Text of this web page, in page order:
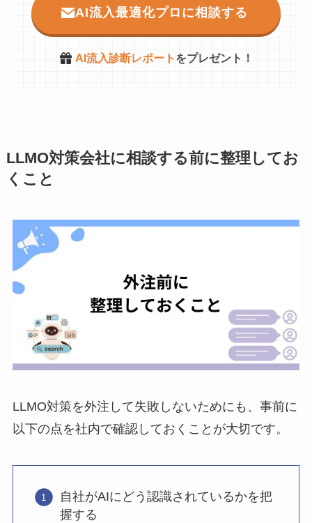
AI流入最適化プロに相談する
AI流入診断レポート をプレゼント！
LLMO対策会社に相談する前に整理してお
くこと
LLMO対策を外注して失敗しないためにも、事前に
以下の点を社内で確認しておくことが大切です。
自社がAIにどう認識されているかを把
握する